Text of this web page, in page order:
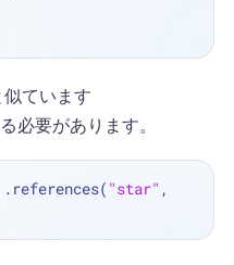
似ています
必要があります。
"star"